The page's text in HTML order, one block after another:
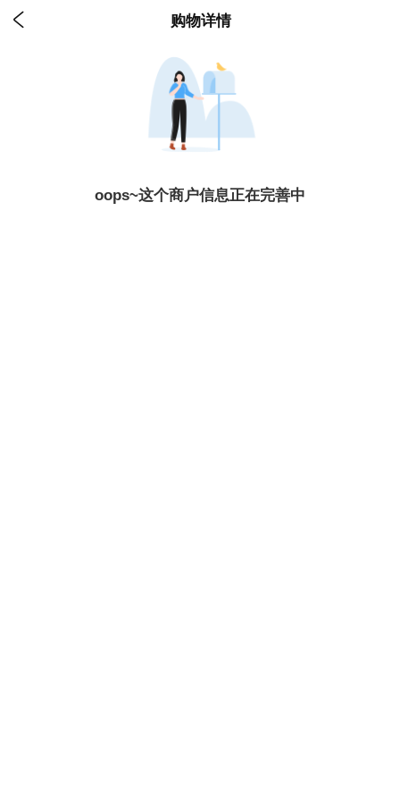
 购物详情
oops~这个商户信息正在完善中